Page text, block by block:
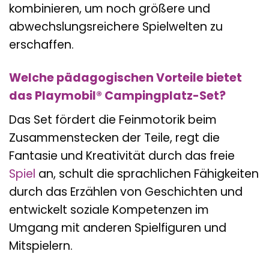
kombinieren, um noch größere und
abwechslungsreichere Spielwelten zu
erschaffen.
Welche pädagogischen Vorteile bietet
das Playmobil® Campingplatz-Set?
Das Set fördert die Feinmotorik beim
Zusammenstecken der Teile, regt die
Fantasie und Kreativität durch das freie
Spiel an, schult die sprachlichen Fähigkeiten
durch das Erzählen von Geschichten und
entwickelt soziale Kompetenzen im
Umgang mit anderen Spielfiguren und
Mitspielern.